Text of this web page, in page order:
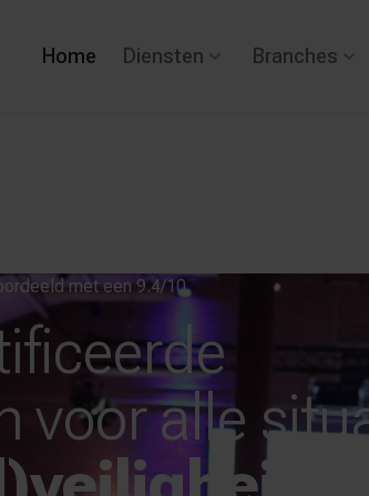
Home Diensten Branches
met een 9.4/10
voor alle